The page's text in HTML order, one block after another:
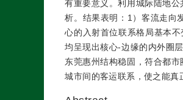
有重要意义。利用城际陆地
析。结果表明：1）客流走向
心的入射首位联系格局基本
均呈现出核心-边缘的内外圈
东莞惠州结构稳固，符合都
城市间的客运联系，使之能真